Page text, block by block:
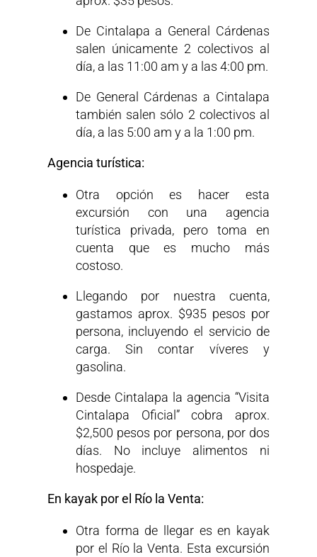
De Cintalapa a General Cárdenas
salen únicamente 2 colectivos al
día, a las 11:00 am y a las 4:00 pm.
De General Cárdenas a Cintalapa
también salen sólo 2 colectivos al
día, a las 5:00 am y a la 1:00 pm.
Agencia turística:
Otra opción es hacer esta
excursión con una agencia
turística privada, pero toma en
cuenta que es mucho más
costoso.
Llegando por nuestra cuenta,
gastamos aprox. $935 pesos por
persona, incluyendo el servicio de
carga. Sin contar víveres y
gasolina.
Desde Cintalapa la agencia “Visita
Cintalapa Oficial” cobra aprox.
$2,500 pesos por persona, por dos
días. No incluye alimentos ni
hospedaje.
En kayak por el Río la Venta:
Otra forma de llegar es en kayak
por el Río la Venta. Esta excursión